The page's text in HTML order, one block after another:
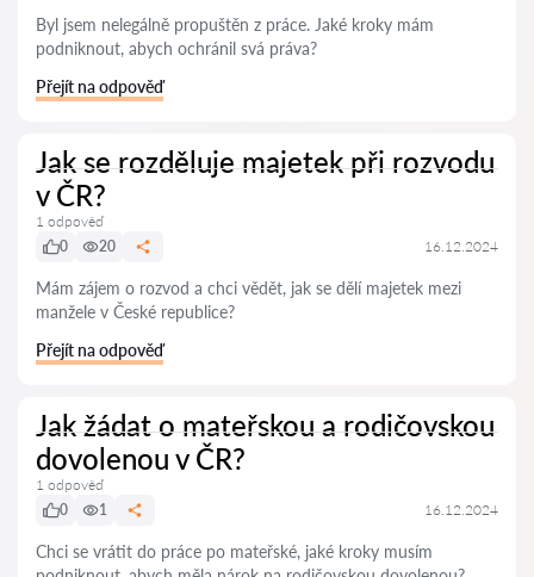
Byl jsem nelegálně propuštěn z práce. Jaké kroky mám
podniknout, abych ochránil svá práva?
Přejít na odpověď
Jak se rozděluje majetek při rozvodu
v ČR?
1 odpověď
0
20 16.12.2024
Mám zájem o rozvod a chci vědět, jak se dělí majetek mezi
manžele v České republice?
Přejít na odpověď
Jak žádat o mateřskou a rodičovskou
dovolenou v ČR?
1 odpověď
0
1 16.12.2024
Chci se vrátit do práce po mateřské, jaké kroky musím